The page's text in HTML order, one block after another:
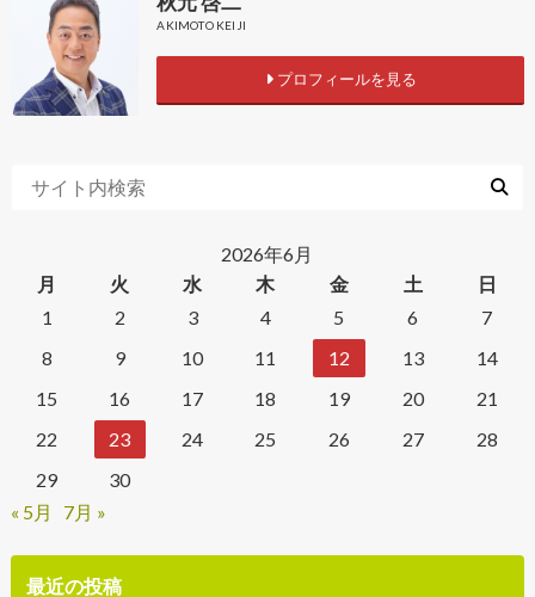
AKIMOTO KEIJI
プロフィールを見る
2026年6月
月
火 水 木 金 土
日
1
2 3 4 5 6
7
8
9 10 11 12 13
14
15
16 17 18 19 20
21
22
23 24 25 26 27
28
29
30
« 5月
7月 »
最近の投稿